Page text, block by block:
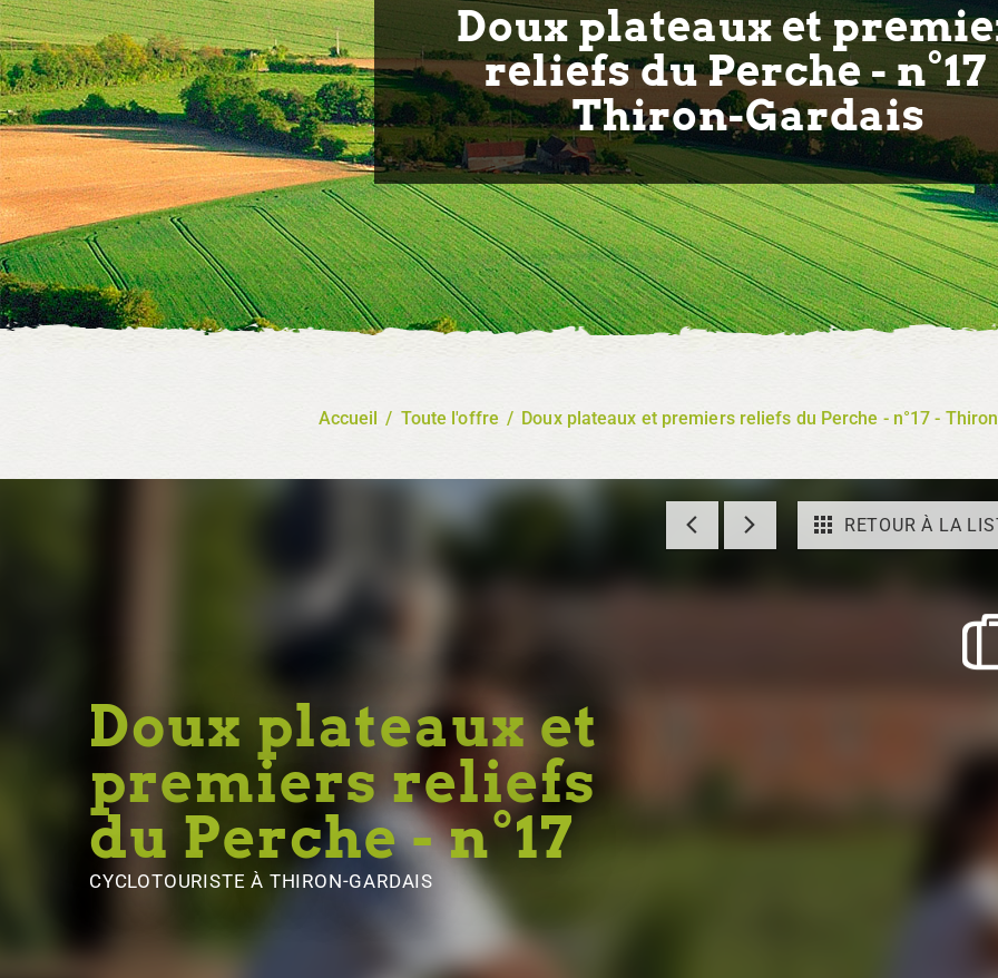
Doux plateaux et
reliefs du Perche - n°17
Thiron-Gardais
Accueil / Toute l'offre / Doux plateaux et premiers reliefs du Perche - n°17 -
RETOUR À LA
Doux plateaux et
premiers reliefs
du Perche - n°17
CYCLOTOURISTEÀ THIRON-GARDAIS